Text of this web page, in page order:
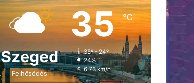
Szeged
Felhősödés
35℃
35º - 24º
24%
6.73 km/h